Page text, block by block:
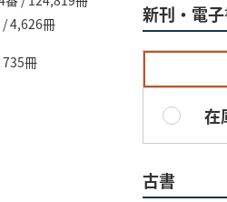
4,626冊
冊
新刊・電
在
古書